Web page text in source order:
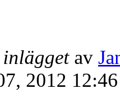
inlägget av
2012